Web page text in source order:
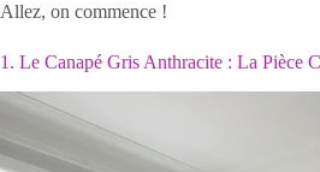
Allez, on commence !
1. Le Canapé Gris Anthracite : La Pièce